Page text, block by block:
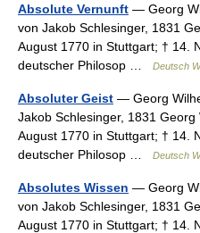
Absolute Vernunft — Georg
von Jakob Schlesinger, 1831
August 1770 in Stuttgart; † 14.
deutscher Philosop …
Deutsch
Absoluter Geist — Georg
Jakob Schlesinger, 1831 Georg
August 1770 in Stuttgart; † 14.
deutscher Philosop …
Deutsch
Absolutes Wissen — Georg
von Jakob Schlesinger, 1831
August 1770 in Stuttgart; † 14.